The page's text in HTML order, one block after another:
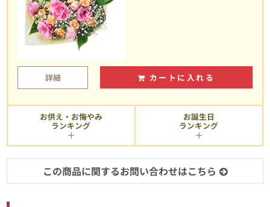
詳細 カートに入れる
お供え・お悔やみ
ランキング
お誕生日
ランキング
この商品に関するお問い合わせはこちら